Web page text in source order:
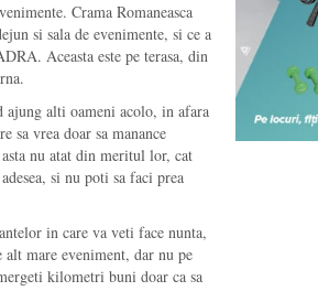
Crama Romaneasca
si sala de evenimente, si ce a
Aceasta este pe terasa, din
ajung alti oameni acolo, in afara
sa vrea doar sa manance
nu atat din meritul lor, cat
si nu poti sa faci prea
in care va veti face nunta,
alt mare eveniment, dar nu pe
kilometri buni doar ca sa